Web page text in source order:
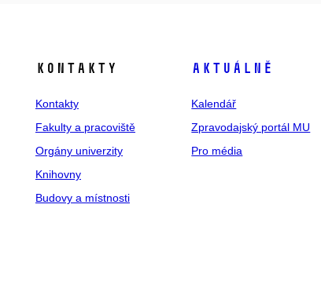
Kontakty
Kontakty
Fakulty a pracoviště
Orgány univerzity
Knihovny
Budovy a místnosti
Aktuálně
Kalendář
Zpravodajský portál MU
Pro média